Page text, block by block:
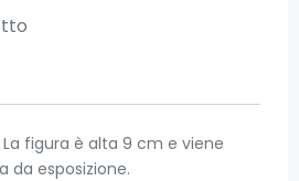
La figura è alta 9 cm e viene
da esposizione.